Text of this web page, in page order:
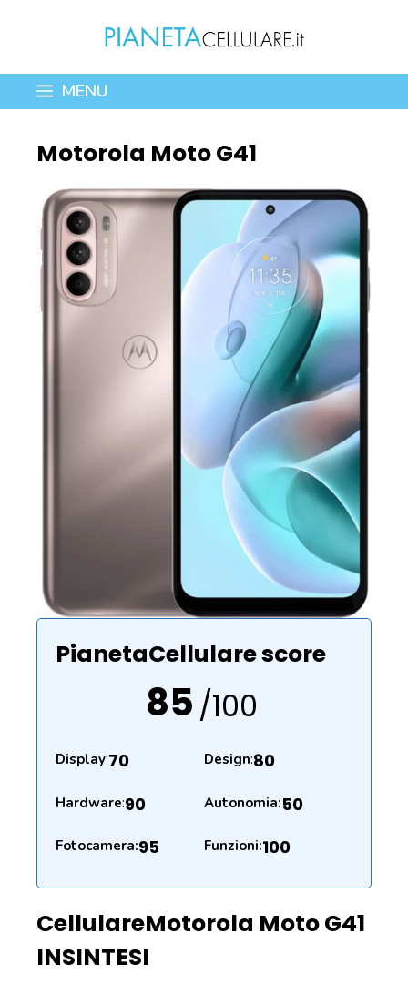
contenuto
MENU
Motorola Moto G41
PianetaCellulare score
85 /100
Display:70 Design:80
Hardware:90 Autonomia:50
Fotocamera:95 Funzioni:100
CellulareMotorola Moto G41
INSINTESI